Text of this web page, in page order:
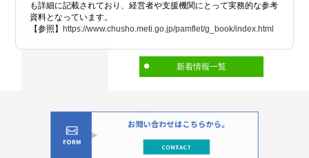
も詳細に記載されており、経営者や支援機関にとって実務的な参考
資料となっています。
【参照】
https://www.chusho.meti.go.jp/pamflet/g_book/index.html
新着情報一覧